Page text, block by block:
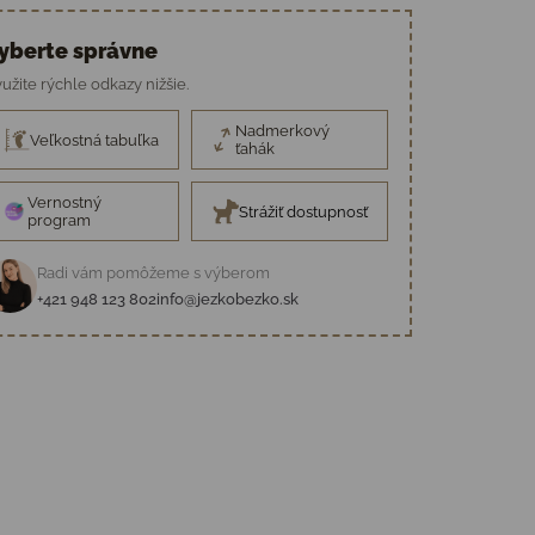
správne
rýchle odkazy nižšie.
Veľkostná tabuľka
Nadmerkový
ťahák
Vernostný
program
Strážiť dostupnosť
Radi vám pomôžeme s výberom
+421 948 123 802info@jezkobezko.sk